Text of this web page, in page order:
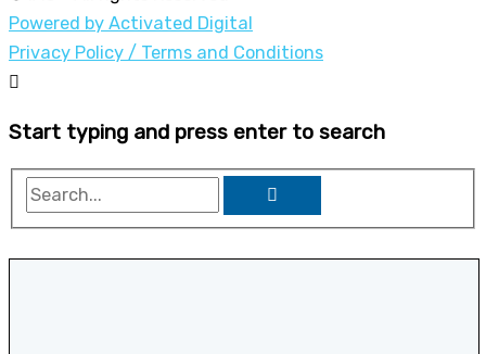
Powered by Activated Digital
Privacy Policy / Terms and Conditions
Start typing and press enter to search